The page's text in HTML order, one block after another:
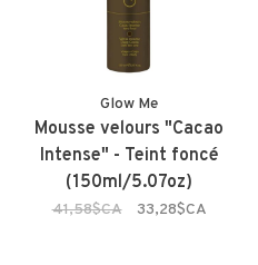
Glow Me
Mousse velours "Cacao
Intense" - Teint foncé
(150ml/5.07oz)
41,58$CA 33,28$CA